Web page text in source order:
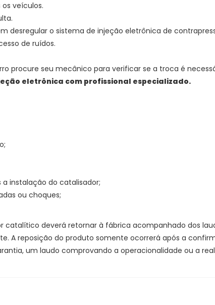
veículos.
desregular o sistema de injeção eletrônica de
de ruídos.
procure seu mecânico para verificar se a troca é
eletrônica com profissional especializado.
instalação do catalisador;
ou choques;
catalítico deverá retornar à fábrica acompanhado dos
A reposição do produto somente ocorrerá após a
um laudo comprovando a operacionalidade ou a